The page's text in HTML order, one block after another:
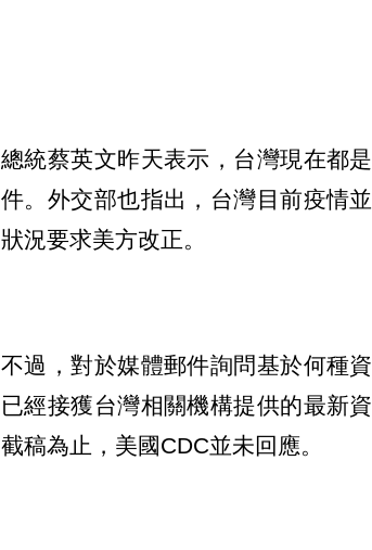
總統蔡英文昨天表示，台灣現在都
件。外交部也指出，台灣目前疫情
狀況要求美方改正。
不過，對於媒體郵件詢問基於何種
已經接獲台灣相關機構提供的最新
截稿為止，美國CDC並未回應。